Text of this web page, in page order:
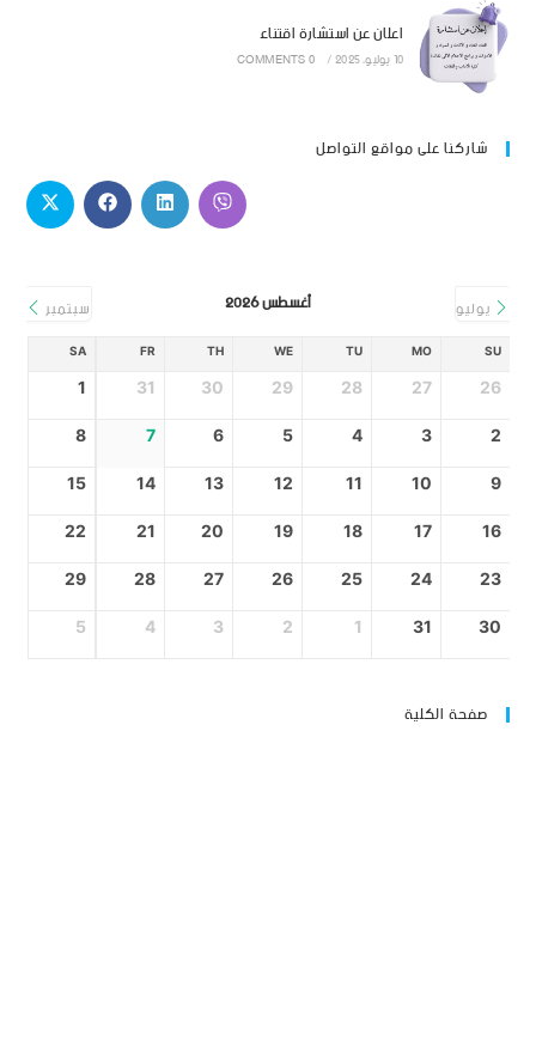
اعلان عن استشارة اقتناء
10 يوليو، 2025 /
0 COMMENTS
شاركنا على مواقع التواصل
يوليو أغسطس 2026 سبتمبر
SU
MO
TU
WE
TH
FR
SA
26
27
28
29
30
31
1
2
3
4
5
6
7
8
9
10
11
12
13
14
15
16
17
18
19
20
21
22
23
24
25
26
27
28
29
30
31
1
2
3
4
5
صفحة الكلية